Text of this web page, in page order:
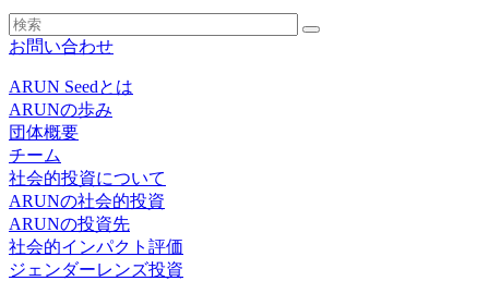
お問い合わせ
ARUN Seedとは
ARUNの歩み
団体概要
チーム
社会的投資について
ARUNの社会的投資
ARUNの投資先
社会的インパクト評価
ジェンダーレンズ投資